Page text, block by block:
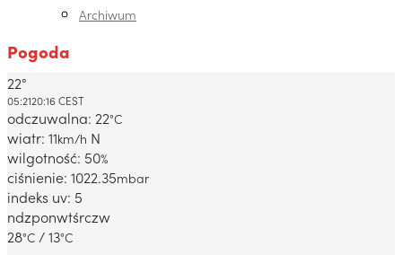
Archiwum
Pogoda
Dabrowa Gornicza, PL
22°
05:2120:16 CEST
odczuwalna: 22°C
wiatr: 11km/h N
wilgotność: 50%
ciśnienie: 1022.35mbar
indeks uv: 5
ndzponwtśrczw
28°C / 13°C